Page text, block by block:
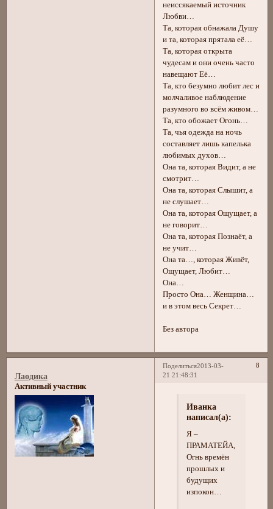
неиссякаемый источник
Любви…
Та, которая обнажала Душу
и та, которая прятала её…
Та, которая открыта
чудесам и они очень часто
навещают Её…
Та, кто безумно любит лес и
молчаливое наблюдение
разумного во всём живом…
Та, кто обожает Огонь…
Та, чья одежда на ночь
составляет лишь капелька
любимых духов…
Она та, которая Видит, а не
смотрит…
Она та, которая Слышит, а
не слушает…
Она та, которая Ощущает, а
не говорит…
Она та, которая Познаёт, а
не учит…
Она та…, которая Живёт,
Ощущает, Любит…
Она…
Просто Она… Женщина…
и в этом весь Секрет…
Без автора
Поделиться 8
2013-03-
21 21:48:31
Лаодика
Активный участник
Иванка
написал(а):
Я –
ПРАМАТЕЙА,
Огнь времён
прошлых и
будущих
изпокон…